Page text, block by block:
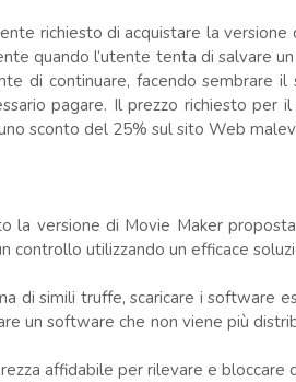
richiesto di acquistare la versione
quando l’utente tenta di salvare
di continuare, facendo sembrare
pagare. Il prezzo richiesto per
sconto del 25% sul sito Web
la versione di Movie Maker
controllo utilizzando un efficace
di simili truffe, scaricare i software
un software che non viene più
affidabile per rilevare e bloccare